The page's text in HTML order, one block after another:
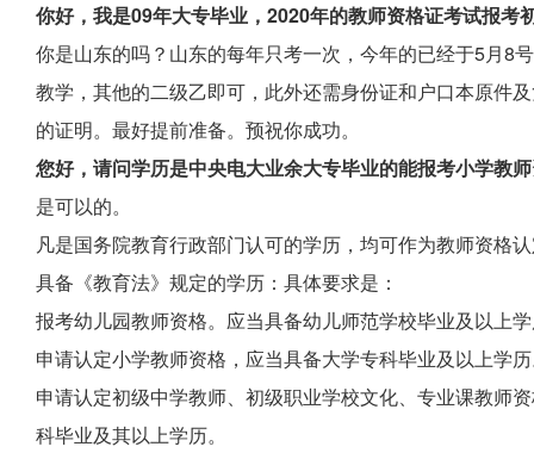
你好，我是09年大专毕业，2020年的教师资格证考试报考
你是山东的吗？山东的每年只考一次，今年的已经于5月8
教学，其他的二级乙即可，此外还需身份证和户口本原件
的证明。最好提前准备。预祝你成功。
您好，请问学历是中央电大业余大专毕业的能报考小学教
是可以的。
凡是国务院教育行政部门认可的学历，均可作为教师资格
具备《教育法》规定的学历：具体要求是：
报考幼儿园教师资格。应当具备幼儿师范学校毕业及以上
申请认定小学教师资格，应当具备大学专科毕业及以上学
申请认定初级中学教师、初级职业学校文化、专业课教师
科毕业及其以上学历。